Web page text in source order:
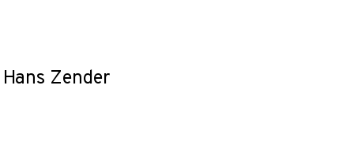
Zender